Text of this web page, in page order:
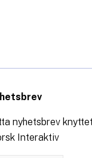
nyhetsbrev
Interaktiv